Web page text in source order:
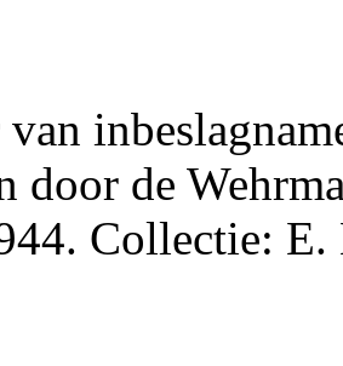
door de
Collectie: